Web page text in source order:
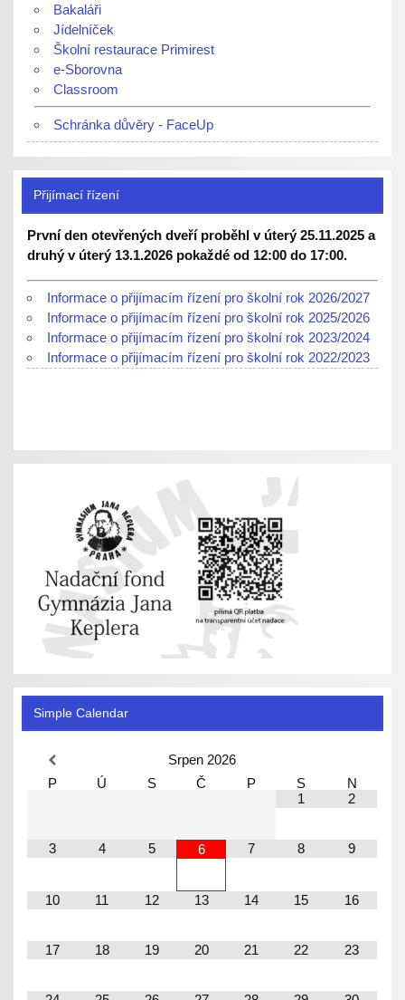
Bakaláři
Jídelníček
Školní restaurace Primirest
e-Sborovna
Classroom
Schránka důvěry - FaceUp
Přijímací řízení
První den otevřených dveří proběhl v úterý 25.11.2025 a
druhý v úterý 13.1.2026 pokaždé od 12:00 do 17:00.
Informace o přijímacím řízení pro školní rok 2026/2027
Informace o přijímacím řízení pro školní rok 2025/2026
Informace o přijímacím řízení pro školní rok 2023/2024
Informace o přijímacím řízení pro školní rok 2022/2023
Simple Calendar
Srpen 2026
P
Ú S Č P S
N
1
2
3 4 5 6 7 8 9
10 11 12 13 14 15 16
17 18 19 20 21 22 23